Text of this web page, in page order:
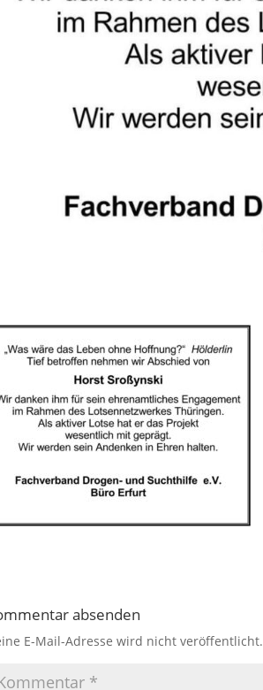
absenden
E-Mail-Adresse wird nicht veröffentlicht.